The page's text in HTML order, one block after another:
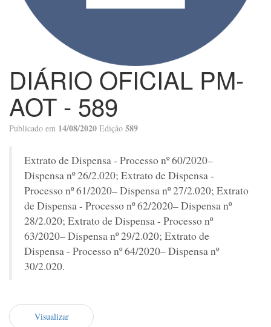
DIÁRIO OFICIAL PM-
AOT - 589
Publicado em 14/08/2020 Edição 589
Extrato de Dispensa - Processo nº 60/2020–
Dispensa nº 26/2.020; Extrato de Dispensa -
Processo nº 61/2020– Dispensa nº 27/2.020; Extrato
de Dispensa - Processo nº 62/2020– Dispensa nº
28/2.020; Extrato de Dispensa - Processo nº
63/2020– Dispensa nº 29/2.020; Extrato de
Dispensa - Processo nº 64/2020– Dispensa nº
30/2.020.
Visualizar